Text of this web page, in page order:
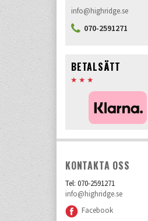
info@highridge.se
070-2591271
BETALSÄTT
KONTAKTA OSS
Tel: 070-2591271
info@highridge.se
Facebook